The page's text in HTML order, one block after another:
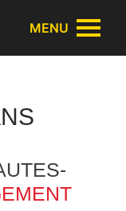
MENU